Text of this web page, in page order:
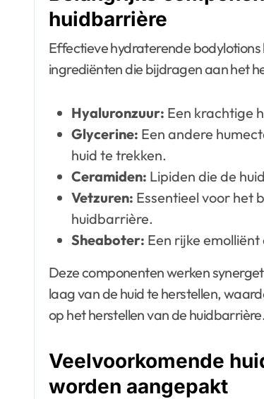
huidbarrière
Effectieve hydraterende
ingrediënten die bijdragen aan het
Hyaluronzuur: Een krachtige
Glycerine: Een andere
huid te trekken.
Ceramiden: Lipiden die de
Vetzuren: Essentieel voor het
huidbarrière.
Sheaboter: Een rijke
Deze componenten werken
laag van de huid te herstellen,
op het herstellen van de huidbarrière.
Veelvoorkomende
worden aangepakt